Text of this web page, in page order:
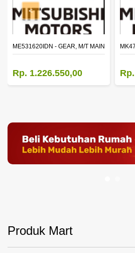
2ND SPEED (M035S5)
ME531620IDN - GEAR, M/T MAIN SHAFT
Rp. 1.226.550,00
<
Produk Mart